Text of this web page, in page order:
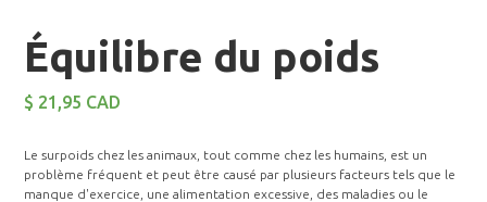
Équilibre du poids
$ 21,95 CAD
Le surpoids chez les animaux, tout comme chez les humains, est un
problème fréquent et peut être causé par plusieurs facteurs tels que le
manque d'exercice, une alimentation excessive, des maladies ou le